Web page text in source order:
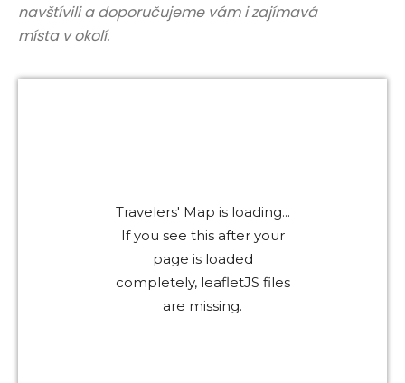
navštívili a doporučujeme vám i zajímavá
místa v okolí.
Travelers' Map is loading...
If you see this after your
page is loaded
completely, leafletJS files
are missing.